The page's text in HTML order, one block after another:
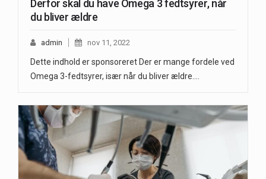
Derfor skal du have Omega 3 fedtsyrer, når
du bliver ældre
admin nov 11, 2022
Dette indhold er sponsoreret Der er mange fordele ved
Omega 3-fedtsyrer, især når du bliver ældre.…